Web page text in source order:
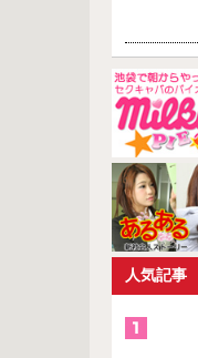
人気記事